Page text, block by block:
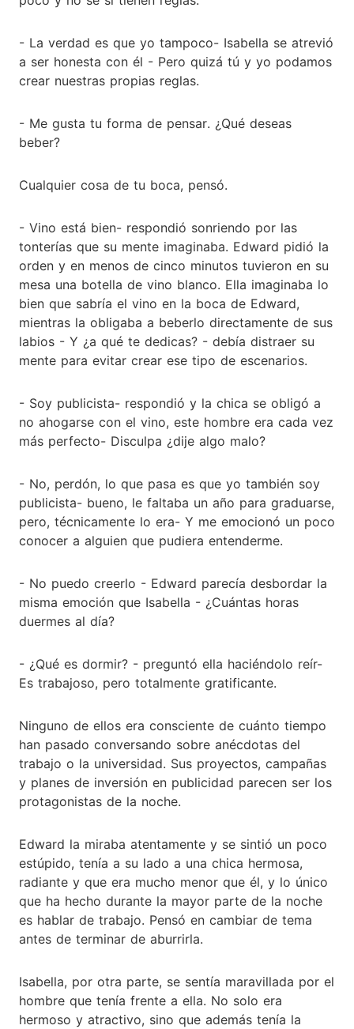
- La verdad es que yo tampoco- Isabella se atrevió
a ser honesta con él - Pero quizá tú y yo podamos
crear nuestras propias reglas.
- Me gusta tu forma de pensar. ¿Qué deseas
beber?
Cualquier cosa de tu boca, pensó.
- Vino está bien- respondió sonriendo por las
tonterías que su mente imaginaba. Edward pidió la
orden y en menos de cinco minutos tuvieron en su
mesa una botella de vino blanco. Ella imaginaba lo
bien que sabría el vino en la boca de Edward,
mientras la obligaba a beberlo directamente de sus
labios - Y ¿a qué te dedicas? - debía distraer su
mente para evitar crear ese tipo de escenarios.
- Soy publicista- respondió y la chica se obligó a
no ahogarse con el vino, este hombre era cada vez
más perfecto- Disculpa ¿dije algo malo?
- No, perdón, lo que pasa es que yo también soy
publicista- bueno, le faltaba un año para graduarse,
pero, técnicamente lo era- Y me emocionó un poco
conocer a alguien que pudiera entenderme.
- No puedo creerlo - Edward parecía desbordar la
misma emoción que Isabella - ¿Cuántas horas
duermes al día?
- ¿Qué es dormir? - preguntó ella haciéndolo reír-
Es trabajoso, pero totalmente gratificante.
Ninguno de ellos era consciente de cuánto tiempo
han pasado conversando sobre anécdotas del
trabajo o la universidad. Sus proyectos, campañas
y planes de inversión en publicidad parecen ser los
protagonistas de la noche.
Edward la miraba atentamente y se sintió un poco
estúpido, tenía a su lado a una chica hermosa,
radiante y que era mucho menor que él, y lo único
que ha hecho durante la mayor parte de la noche
es hablar de trabajo. Pensó en cambiar de tema
antes de terminar de aburrirla.
Isabella, por otra parte, se sentía maravillada por el
hombre que tenía frente a ella. No solo era
hermoso y atractivo, sino que además tenía la